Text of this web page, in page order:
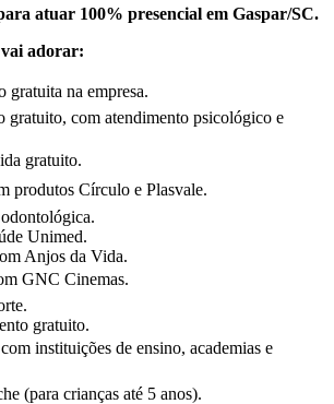
atuar 100% presencial em Gaspar/SC.
vai adorar:
na empresa.
gratuito, com atendimento psicológico e
gratuito.
produtos Círculo e Plasvale.
Unimed.
Anjos da Vida.
GNC Cinemas.
gratuito.
instituições de ensino, academias e
(para crianças até 5 anos).